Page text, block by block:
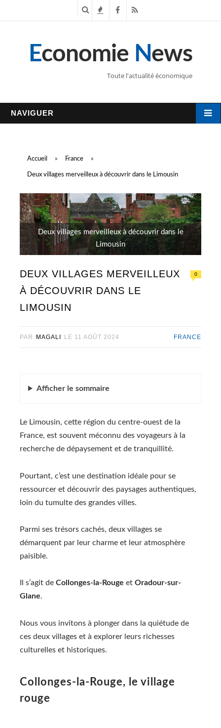
c n
s
F
c
R
S
Economie News
Toute l'actualité économique
NAVIGUER
Accueil » France »
Deux villages merveilleux à découvrir dans le Limousin
Deux villages merveilleux à découvrir dans le
Limousin
DEUX VILLAGES MERVEILLEUX
À DÉCOUVRIR DANS LE
LIMOUSIN
0
PAR MAGALI LE 11 AOÛT 2024 FRANCE
Afficher le sommaire
Le Limousin, cette région du centre-ouest de la
France, est souvent méconnu des voyageurs à la
recherche de dépaysement et de tranquillité.
Pourtant, c’est une destination idéale pour se
ressourcer et découvrir des paysages authentiques,
loin du tumulte des grandes villes.
Parmi ses trésors cachés, deux villages se
démarquent par leur charme et leur atmosphère
paisible.
Il s’agit de Collonges-la-Rouge et Oradour-sur-
Glane.
Nous vous invitons à plonger dans la quiétude de
ces deux villages et à explorer leurs richesses
culturelles et historiques.
Collonges-la-Rouge, le village
rouge